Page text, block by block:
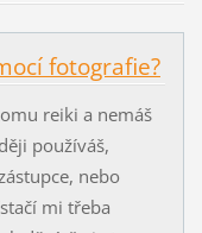
fotografie?
reiki a nemáš
používáš,
nebo
mi třeba